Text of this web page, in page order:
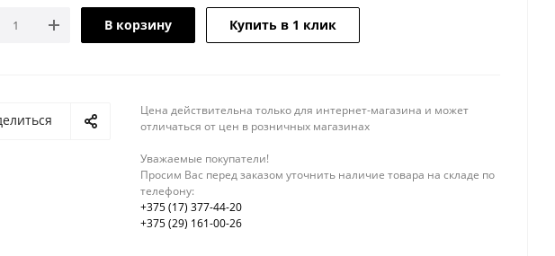
В корзину Купить в 1 клик
Цена действительна только для интернет-магазина и может
отличаться от цен в розничных магазинах
Уважаемые покупатели!
Просим Вас перед заказом уточнить наличие товара на складе по
телефону:
+375 (17) 377-44-20
+375 (29) 161-00-26